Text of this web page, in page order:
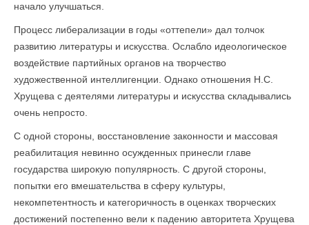
начало улучшаться.
Процесс либерализации в годы «оттепели» дал толчок
развитию литературы и искусства. Ослабло идеологическое
воздействие партийных органов на творчество
художественной интеллигенции. Однако отношения Н.С.
Хрущева с деятелями литературы и искусства складывались
очень непросто.
С одной стороны, восстановление законности и массовая
реабилитация невинно осужденных принесли главе
государства широкую популярность. С другой стороны,
попытки его вмешательства в сферу культуры,
некомпетентность и категоричность в оценках творческих
достижений постепенно вели к падению авторитета Хрущева